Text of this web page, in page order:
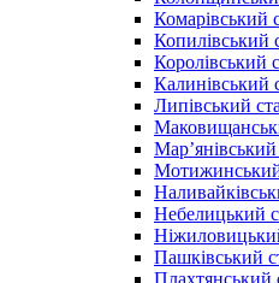
Комарівський
Копилівський
Королівський
Калинівський
Липівський
Мотижинський
Небелицький
Пашківський
Плахтянський